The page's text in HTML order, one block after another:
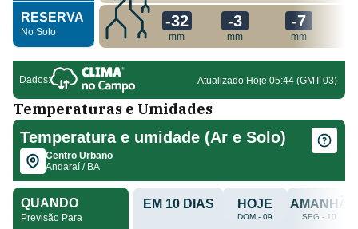
Temperaturas e Umidades